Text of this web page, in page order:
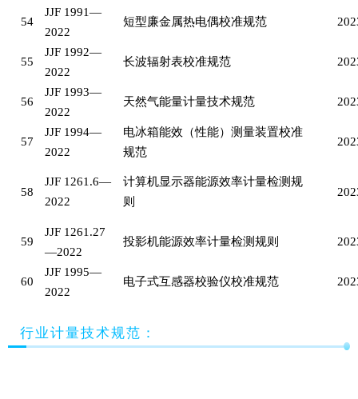
54
JJF 1991—
2022
短型廉金属热电偶校准规范
55
JJF 1992—
2022
长波辐射表校准规范
56
JJF 1993—
2022
天然气能量计量技术规范
57
JJF 1994—
2022
电冰箱能效（性能）测量装置校准
规范
58
JJF 1261.6—
2022
计算机显示器能源效率计量检测规
则
59
JJF 1261.27
—2022
投影机能源效率计量检测规则
60
JJF 1995—
2022
电子式互感器校验仪校准规范
行业计量技术规范：